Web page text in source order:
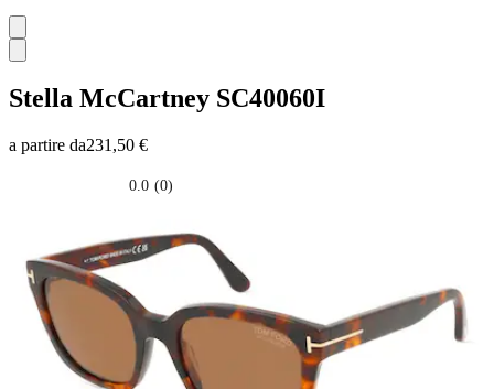
Stella McCartney SC40060I
a partire da231,50 €
0.0 (0)
stelle.